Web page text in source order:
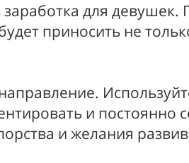
для
приносить не
и постоянно
и желания